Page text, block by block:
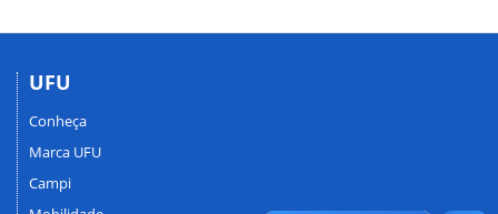
UFU
Conheça
Marca UFU
Campi